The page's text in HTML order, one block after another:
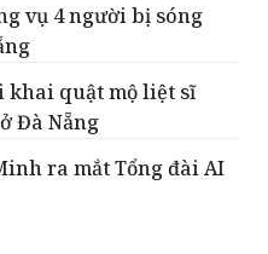
vụ 4 người bị sóng
khai quật mộ liệt sĩ
Đà Nẵng
ra mắt Tổng đài AI